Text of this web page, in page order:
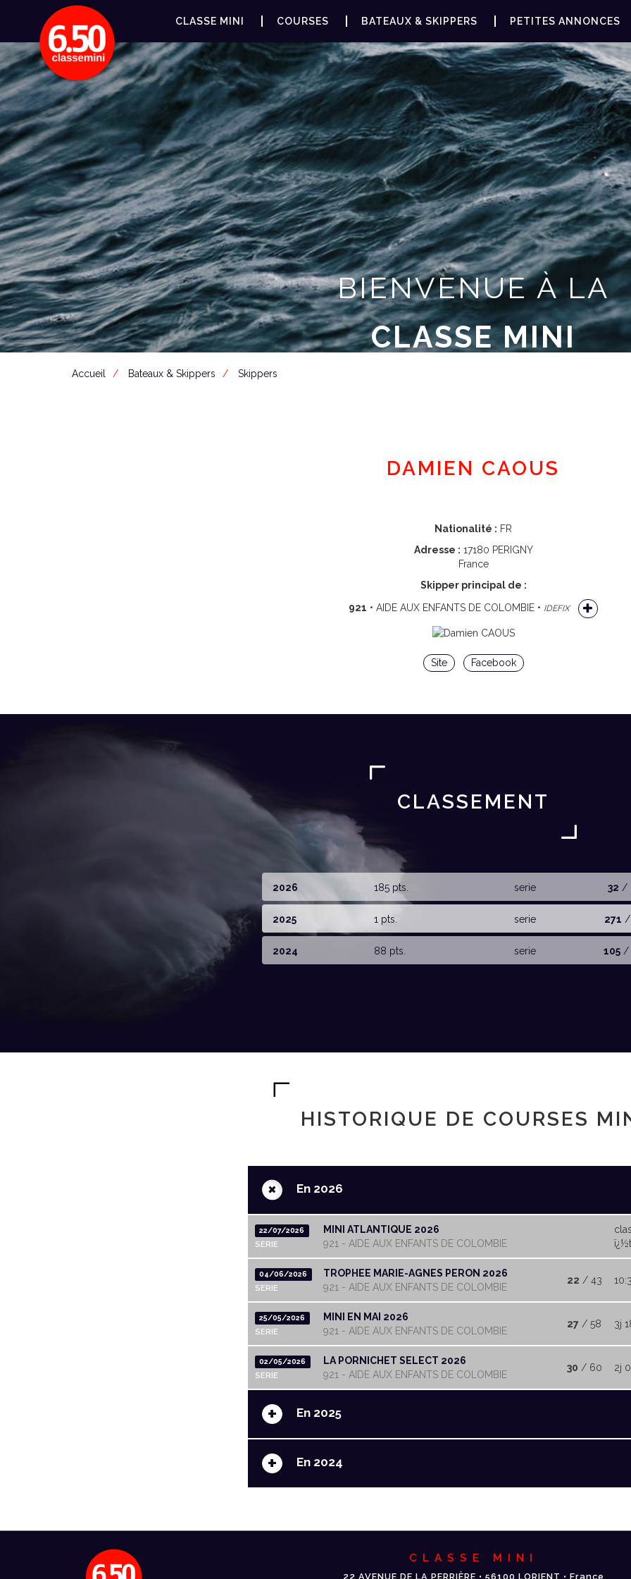
CLASSE MINI COURSES BATEAUX & SKIPPERS PETITES ANNONCES
BIENVENUE À LA
CLASSE MINI
Accueil Bateaux & Skippers Skippers
DAMIEN CAOUS
Nationalité : FR
Adresse : 17180 PERIGNY
France
Skipper principal de :
921 • AIDE AUX ENFANTS DE COLOMBIE • IDEFIX
Site Facebook
CLASSEMENT
2026 185 pts. serie 32 /
2025 1 pts. serie 271 /
2024 88 pts. serie 105 /
HISTORIQUE DE COURSES
+ En 2026
22/07/2026
SERIE
MINI ATLANTIQUE 2026
921 - AIDE AUX ENFANTS DE COLOMBIE
04/06/2026
SERIE
TROPHEE MARIE-AGNES PERON 2026
921 - AIDE AUX ENFANTS DE COLOMBIE
22 / 43
25/05/2026
SERIE
MINI EN MAI 2026
921 - AIDE AUX ENFANTS DE COLOMBIE
27 / 58 3j
02/05/2026
SERIE
LA PORNICHET SELECT 2026
921 - AIDE AUX ENFANTS DE COLOMBIE
30 / 60 2j
+ En 2025
+ En 2024
CLASSE MINI
22 AVENUE DE LA PERRIÈRE • 56100 LORIENT • France